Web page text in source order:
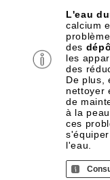
L'eau
calcium
des
les
des
De plus,
nettoyer
de
à la
ces
l'eau.